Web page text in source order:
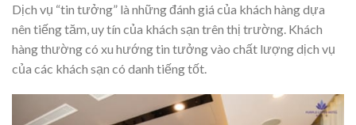
Dịch vụ “tin tưởng” là những đánh giá của khách hàng dựa
nên tiếng tăm, uy tín của khách sạn trên thị trường. Khách
hàng thường có xu hướng tin tưởng vào chất lượng dịch vụ
của các khách sạn có danh tiếng tốt.